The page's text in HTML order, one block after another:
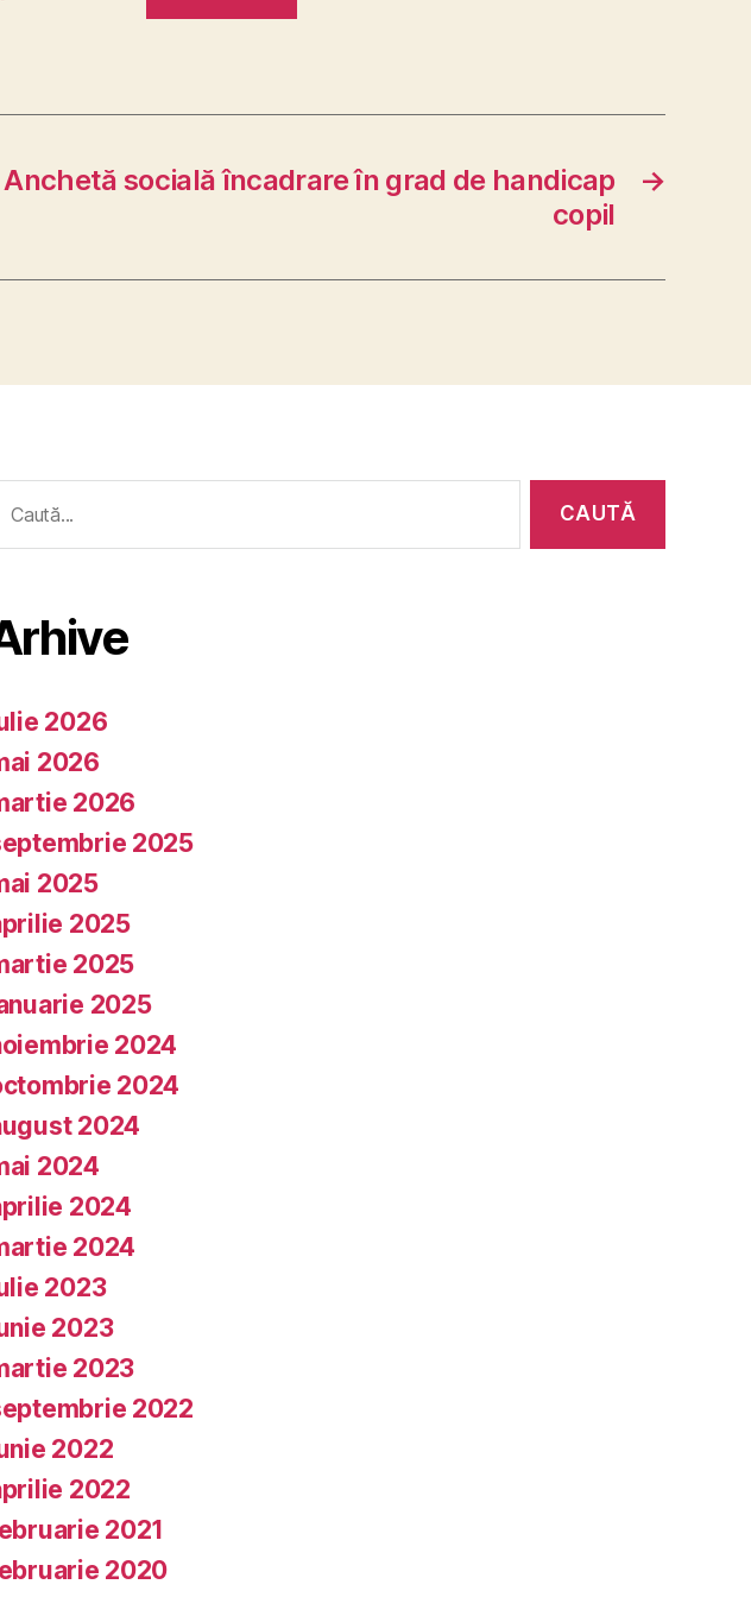
→
Anchetă socială încadrare în grad de handicap
copil
2026
2026
2026
2025
2025
2025
2025
2025
2024
2024
2024
2024
2024
2024
2023
2023
2023
2022
2022
2022
2021
2020